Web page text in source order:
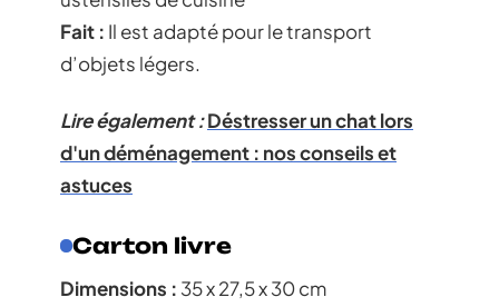
Fait : Il est adapté pour le transport
d’objets légers.
Lire également :Déstresser un chat lors
d'un déménagement : nos conseils et
astuces
Carton livre
Dimensions : 35 x 27,5 x 30 cm